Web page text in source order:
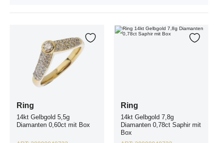
Ring
14kt Gelbgold 5,5g
Diamanten 0,60ct mit Box
Zur Wunschliste hinzufügen
Ring 14kt Gelbgold 5,5g Diamanten 0,60ct mit Box
Ring
14kt Gelbgold 7,8g
Diamanten 0,78ct Saphir mit
Box
Zur
Ring 14kt Gelbgold 7,8g